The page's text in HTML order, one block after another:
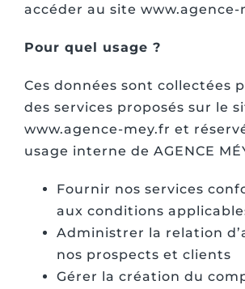
accéder au site www.agence-
Pour quel usage ?
Ces données sont collectées
des services proposés sur le
www.agence-mey.fr et
usage interne de AGENCE
Fournir nos services
aux conditions
Administrer la relation
nos prospects et clients
Gérer la création du